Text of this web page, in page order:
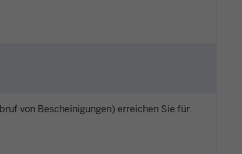
von Bescheinigungen) erreichen Sie für